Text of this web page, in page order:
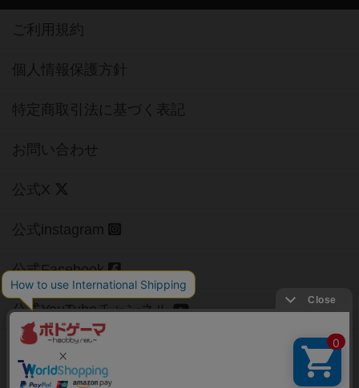
ご利用規約
個人情報保護方針
特定商取引法に基づく表記
お問い合わせ
公式X
公式instagram
公式Facebook
公式YouTubeチャンネル